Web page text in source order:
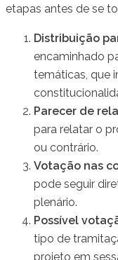
etapas antes de se
Distribuição
encaminhado
temáticas, que
Parecer de
para relatar o
ou contrário.
Votação nas
pode seguir
plenário.
Possível
tipo de
projeto em